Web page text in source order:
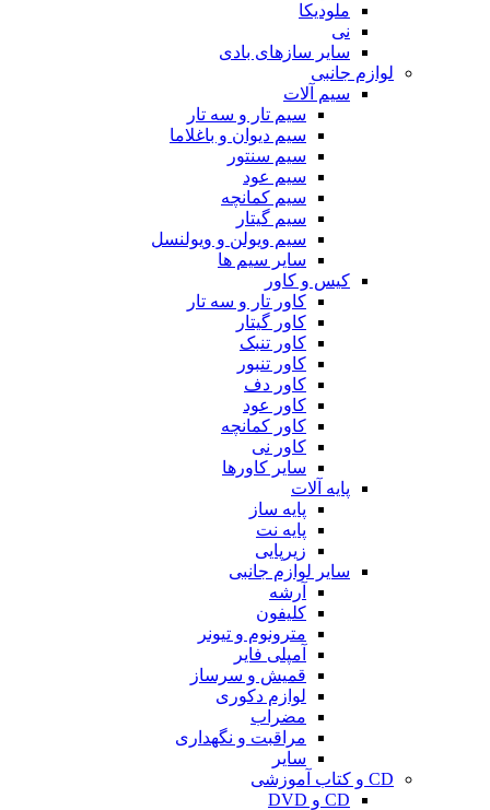
ملودیکا
نی
سایر سازهای بادی
لوازم جانبی
سیم آلات
سیم تار و سه تار
سیم دیوان و باغلاما
سیم سنتور
سیم عود
سیم کمانچه
سیم گیتار
سیم ویولن و ویولنسل
سایر سیم ها
کیس و کاور
کاور تار و سه تار
کاور گیتار
کاور تنبک
کاور تنبور
کاور دف
کاور عود
کاور کمانچه
کاور نی
سایر کاورها
پایه آلات
پایه ساز
پایه نت
زیرپایی
سایر لوازم جانبی
آرشه
کلیفون
مترونوم و تیونر
آمپلی فایر
قمیش و سرساز
لوازم دکوری
مضراب
مراقبت و نگهداری
سایر
CD و کتاب آموزشی
CD و DVD